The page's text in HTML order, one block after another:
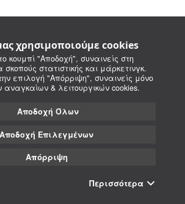
χρησιμοποιούμε cookies
κουμπί "Αποδοχή", συναινείς στη
σκοπούς στατιστικής και μάρκετινγκ.
επιλογή "Απόρριψη", συναινείς μόνο
αναγκαίων & λειτουργικών cookies.
Αποδοχή Όλων
Αποδοχή Επιλεγμένων
Απόρριψη
Περισσότερα